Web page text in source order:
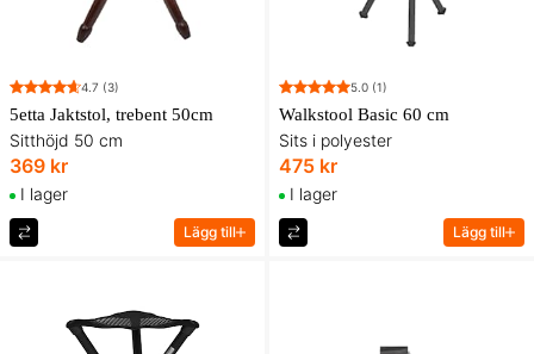
4.7 (3)
5etta Jaktstol, trebent 50cm
Sitthöjd 50 cm
369 kr
I lager
Lägg till
5.0 (1)
Walkstool Basic 60 cm
Sits i polyester
475 kr
I lager
Lägg till